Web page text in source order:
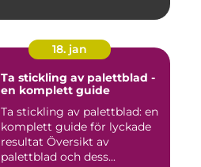
18. jan
Ta stickling av palettblad -
en komplett guide
Ta stickling av palettblad: en
komplett guide för lyckade
resultat Översikt av
palettblad och dess...